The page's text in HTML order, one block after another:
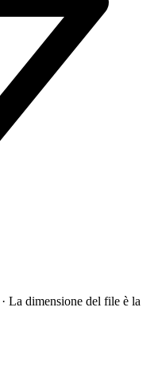
La dimensione del file è la